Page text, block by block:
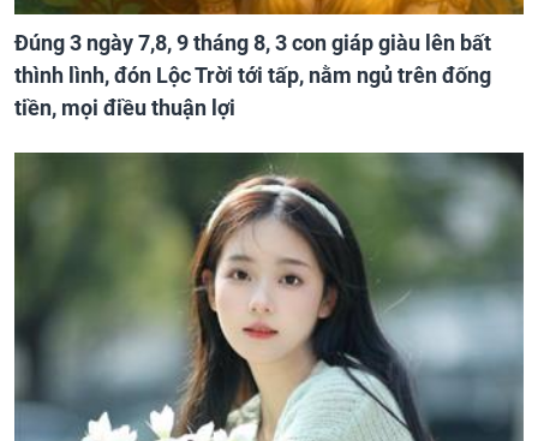
Đúng 3 ngày 7,8, 9 tháng 8, 3 con giáp giàu lên bất
thình lình, đón Lộc Trời tới tấp, nằm ngủ trên đống
tiền, mọi điều thuận lợi